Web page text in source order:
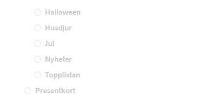
Halloween
Husdjur
Jul
Nyheter
Topplistan
Presentkort